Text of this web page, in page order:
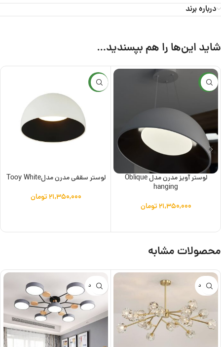
درباره برند
شاید این‌ها را هم بپسندید…
جدید
لوستر آویز مدرن مدل Oblique
hanging
۲۱,۳۵۰,۰۰۰تومان
جدید
لوستر سقفی مدرن مدلTooy White
۲۱,۳۵۰,۰۰۰تومان
محصولات مشابه
ناموجود ناموجود